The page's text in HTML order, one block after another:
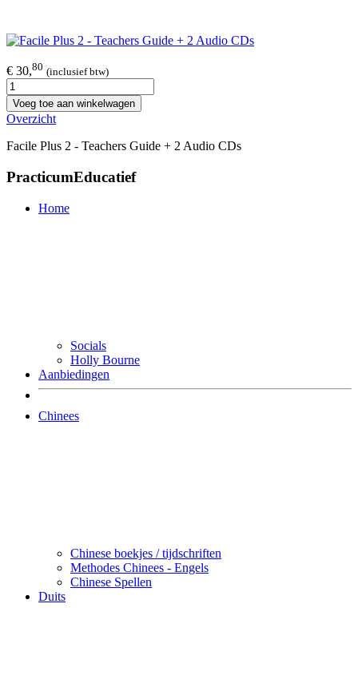
€ 30,80 (inclusief btw)
Voeg toe aan winkelwagen
Overzicht
Facile Plus 2 - Teachers Guide + 2 Audio CDs
PracticumEducatief
Home
Socials
Holly Bourne
Aanbiedingen
Chinees
Chinese boekjes / tijdschriften
Methodes Chinees - Engels
Chinese Spellen
Duits